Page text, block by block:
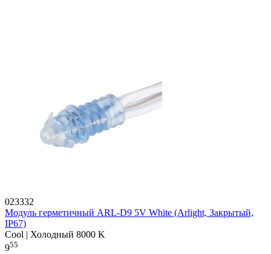
023332
Модуль герметичный ARL-D9 5V White (Arlight, Закрытый,
IP67)
Cool | Холодный 8000 K
955